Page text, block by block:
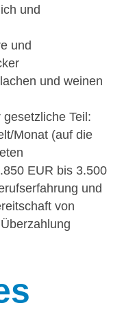
und
und
und weinen
Teil:
Monat (auf die
EUR bis 3.500
und
von